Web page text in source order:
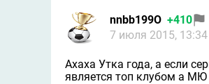
nnbb199O +410
7 июля 2015, 13:34
Ахаха Утка года, а если
является топ клубом а